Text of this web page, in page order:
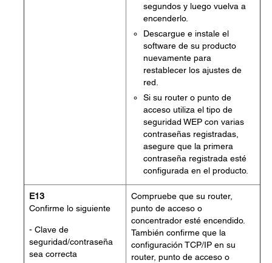
segundos y luego vuelva a
encenderlo.
Descargue e instale el
software de su producto
nuevamente para
restablecer los ajustes de
red.
Si su router o punto de
acceso utiliza el tipo de
seguridad WEP con varias
contraseñas registradas,
asegure que la primera
contraseña registrada esté
configurada en el producto.
E13
Confirme lo siguiente
- Clave de
seguridad/contraseña
sea correcta
Compruebe que su router,
punto de acceso o
concentrador esté encendido.
También confirme que la
configuración TCP/IP en su
router, punto de acceso o